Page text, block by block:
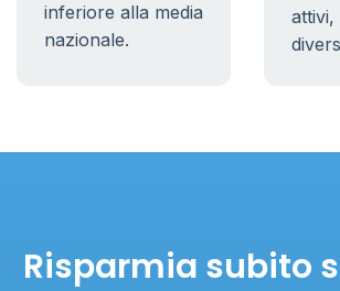
inferiore alla media
nazionale.
attivi,
Risparmia subito